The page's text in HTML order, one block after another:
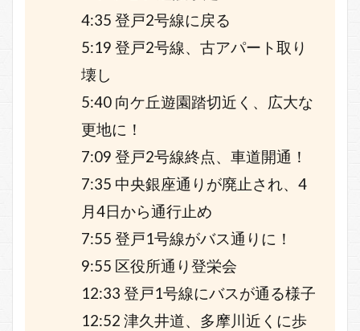
4:35 登戸2号線に戻る
5:19 登戸2号線、古アパート取り
壊し
5:40 向ケ丘遊園踏切近く、広大な
更地に！
7:09 登戸2号線終点、車道開通！
7:35 中央銀座通りが廃止され、4
月4日から通行止め
7:55 登戸1号線がバス通りに！
9:55 区役所通り登栄会
12:33 登戸1号線にバスが通る様子
12:52 津久井道、多摩川近くに歩